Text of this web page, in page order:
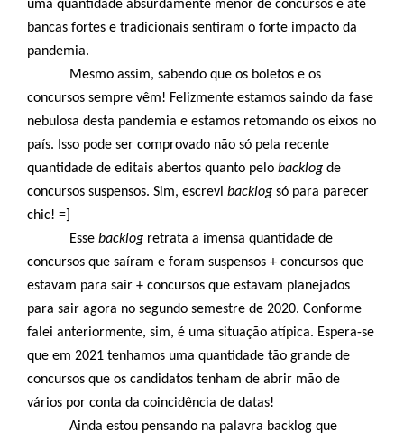
uma quantidade absurdamente menor de concursos e até
bancas fortes e tradicionais sentiram o forte impacto da
pandemia.
Mesmo assim, sabendo que os boletos e os
concursos sempre vêm! Felizmente estamos saindo da fase
nebulosa desta pandemia e estamos retomando os eixos no
país. Isso pode ser comprovado não só pela recente
quantidade de editais abertos quanto pelo backlog de
concursos suspensos. Sim, escrevi backlog só para parecer
chic! =]
Essebacklog retrata a imensa quantidade de
concursos que saíram e foram suspensos + concursos que
estavam para sair + concursos que estavam planejados
para sair agora no segundo semestre de 2020. Conforme
falei anteriormente, sim, é uma situação atípica. Espera-se
que em 2021 tenhamos uma quantidade tão grande de
concursos que os candidatos tenham de abrir mão de
vários por conta da coincidência de datas!
Ainda estou pensando na palavra backlog que